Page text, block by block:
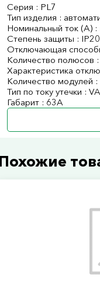
Серия : PL7
Тип изделия :
Номинальный ток (А) :
Степень защиты : IP20
Отключающая
Количество полюсов :
Характеристика
Количество модулей :
Тип по току утечки :
Габарит : 63А